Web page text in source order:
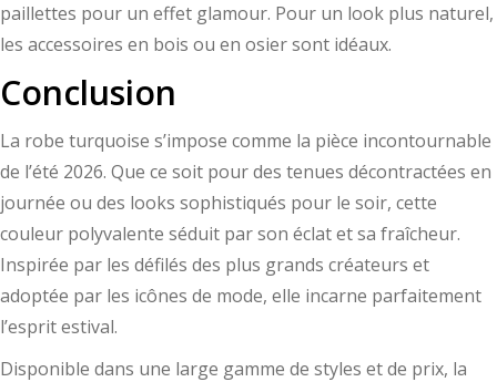
paillettes pour un effet glamour. Pour un look plus naturel,
les accessoires en bois ou en osier sont idéaux.
Conclusion
La robe turquoise s’impose comme la pièce incontournable
de l’été 2026. Que ce soit pour des tenues décontractées en
journée ou des looks sophistiqués pour le soir, cette
couleur polyvalente séduit par son éclat et sa fraîcheur.
Inspirée par les défilés des plus grands créateurs et
adoptée par les icônes de mode, elle incarne parfaitement
l’esprit estival.
Disponible dans une large gamme de styles et de prix, la